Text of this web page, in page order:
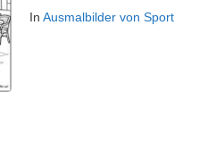
In Ausmalbilder von Sport